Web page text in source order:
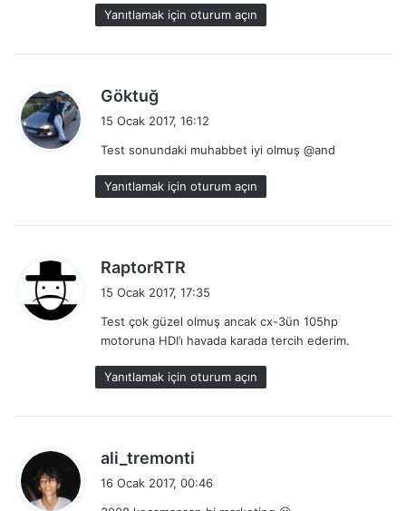
Yanıtlamak için oturum açın
Göktuğ
i
k
i
15 Ocak 2017, 16:12
Test sonundaki muhabbet iyi olmuş @and
Yanıtlamak için oturum açın
RaptorRTR
i
k
i
:
15 Ocak 2017, 17:35
Test çok güzel olmuş ancak cx-3ün 105hp
motoruna HDI’ı havada karada tercih ederim.
Yanıtlamak için oturum açın
ali_tremonti
16 Ocak 2017, 00:46